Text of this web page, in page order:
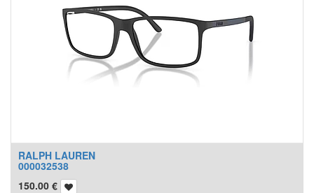
RALPH LAUREN
000032538
150.00 €